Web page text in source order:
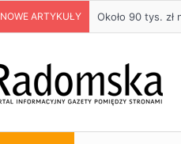
NOWE ARTYKUŁY Życie bez